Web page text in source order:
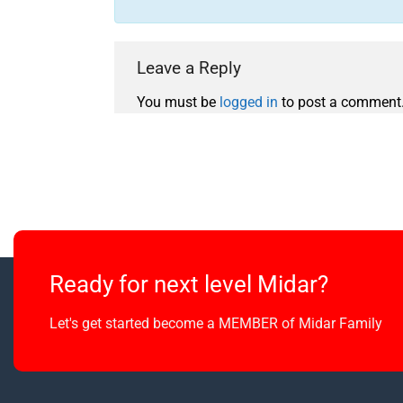
Leave a Reply
You must be logged in to post a
Ready for next level Midar?
Let's get started become a MEMBER of Midar Family